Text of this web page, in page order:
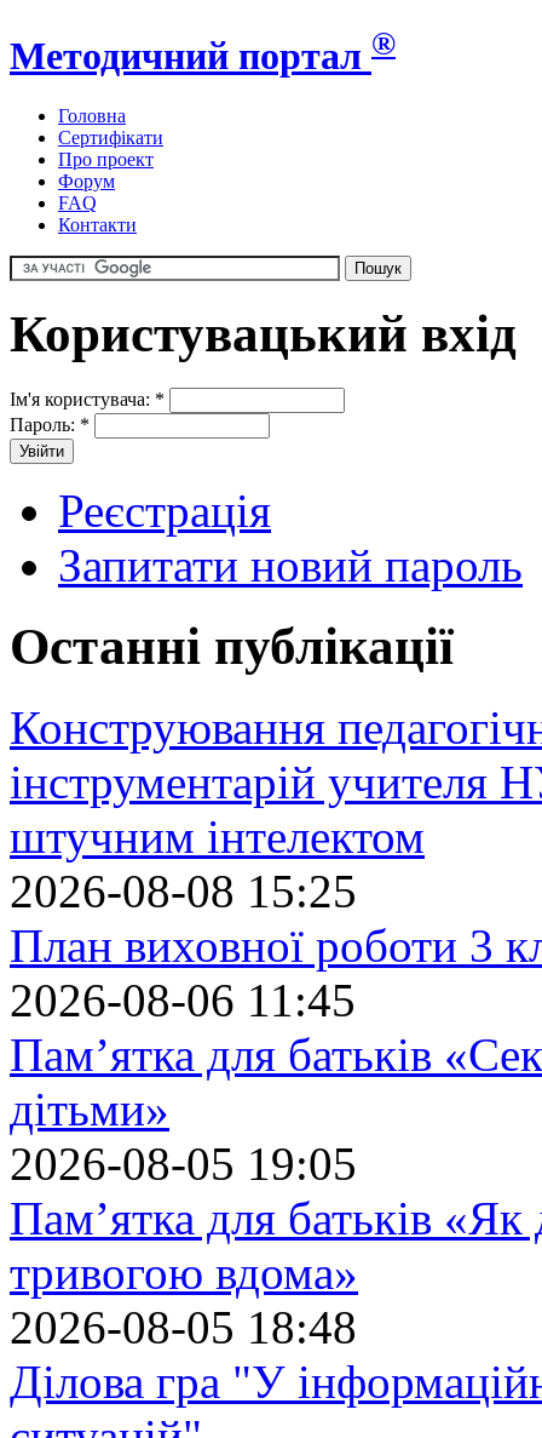
Методичний портал ®
Головна
Сертифікати
Про проект
Форум
FAQ
Контакти
Користувацький вхід
Ім'я користувача: *
Пароль: *
Реєстрація
Запитати новий пароль
Останні публікації
Конструювання
інструментарій учителя
штучним інтелектом
2026-08-08 15:25
План виховної роботи 3
2026-08-06 11:45
Пам’ятка для батьків
дітьми»
2026-08-05 19:05
Пам’ятка для батьків
тривогою вдома»
2026-08-05 18:48
Ділова гра "У